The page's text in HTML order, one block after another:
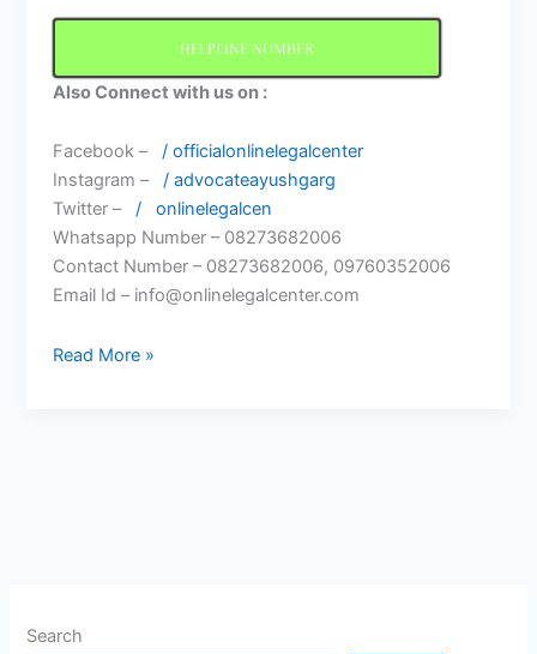
HELPLINE NUMBER
Also Connect with us on :
Facebook –
/ officialonlinelegalcenter
Instagram –
/ advocateayushgarg
Twitter –
/onlinelegalcen
Whatsapp Number – 08273682006
Contact Number – 08273682006, 09760352006
Email Id – info@onlinelegalcenter.com
Supreme
Ayush
Read More »
Search